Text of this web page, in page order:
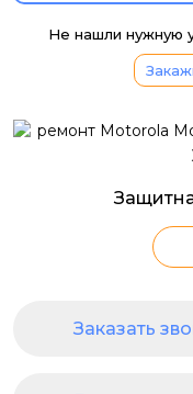
Не нашли нужную
Заказать